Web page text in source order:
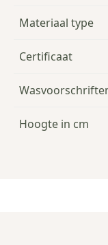
Materiaal type
Certificaat
Hoogte in cm